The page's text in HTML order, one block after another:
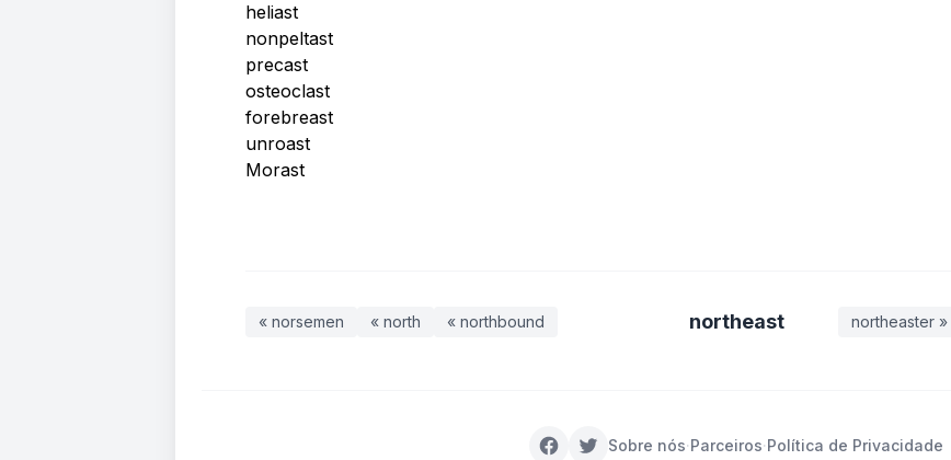
heliast
nonpeltast
precast
osteoclast
forebreast
unroast
Morast
« norsemen « north « northbound northeast northeaster »
Sobre nós·Parceiros·Política de Privacidade